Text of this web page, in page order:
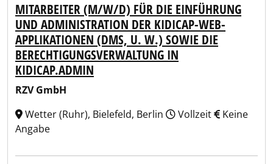
MITARBEITER (M/W/D) FÜR DIE EINFÜHRUNG
UND ADMINISTRATION DER KIDICAP-WEB-
APPLIKATIONEN (DMS, U. W.) SOWIE DIE
BERECHTIGUNGSVERWALTUNG IN
KIDICAP.ADMIN
RZV GmbH
Wetter (Ruhr), Bielefeld, Berlin
Vollzeit
Keine
Angabe